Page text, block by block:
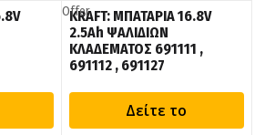
KRAFT: ΜΠΑΤΑΡΙΑ 16.8V
2.5Ah ΨΑΛΙΔΙΩΝ
ΚΛΑΔΕΜΑΤΟΣ 691111 ,
691112 , 691127
Δείτε το